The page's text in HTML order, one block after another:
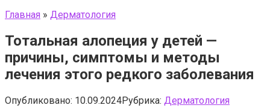
Главная » Дерматология
Тотальная алопеция у детей —
причины, симптомы и методы
лечения этого редкого заболевания
Опубликовано: 10.09.2024Рубрика: Дерматология